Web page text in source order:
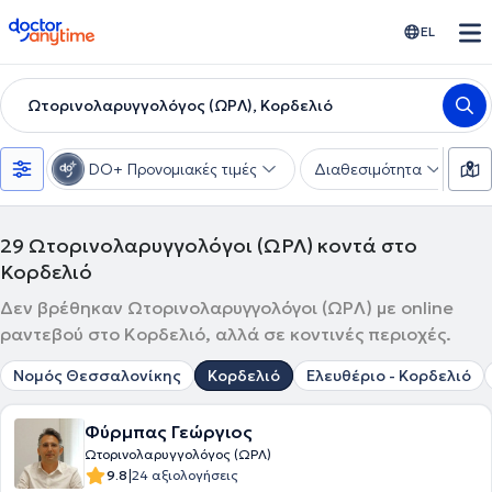
doctoranytime EL
Ωτορινολαρυγγολόγος (ΩΡΛ), Κορδελιό
DO+ Προνομιακές τιμές Διαθεσιμότητα
29 Ωτορινολαρυγγολόγοι (ΩΡΛ) κοντά στο
Κορδελιό
Δεν βρέθηκαν Ωτορινολαρυγγολόγοι (ΩΡΛ) με online
ραντεβού στο Κορδελιό, αλλά σε κοντινές περιοχές.
Νομός Θεσσαλονίκης Κορδελιό Ελευθέριο - Κορδελιό
Φύρμπας Γεώργιος
Ωτορινολαρυγγολόγος (ΩΡΛ)
9.8|24 αξιολογήσεις